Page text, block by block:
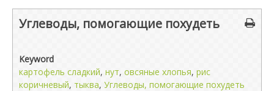
Углеводы, помогающие похудеть
Keyword
картофель сладкий, нут, овсяные хлопья, рис
коричневый, тыква, Углеводы, помогающие похудеть